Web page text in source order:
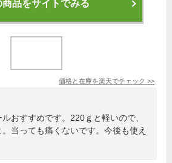
商品をサイトでみる
価格と在庫を楽天でチェック >>
おすすめです。220ｇと軽いので、
当っても痛くないです。今後も使え